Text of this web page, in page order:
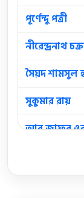
পূর্ণেন্দু পত্রী
নীরেন্দ্রনাথ
সৈয়দ শামসুল
সুকুমার রায়
আবু জাফর